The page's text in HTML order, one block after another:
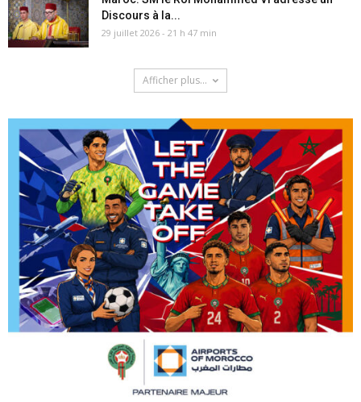
Discours à la...
29 juillet 2026 - 21 h 47 min
Afficher plus...